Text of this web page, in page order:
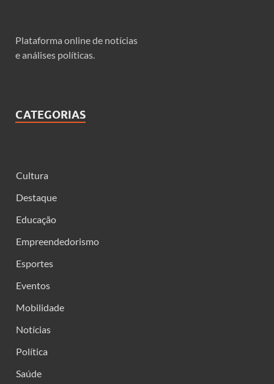
Plataforma online de notícias
e análises políticas.
CATEGORIAS
Cultura
Destaque
Educação
Empreendedorismo
Esportes
Eventos
Mobilidade
Notícias
Política
Saúde